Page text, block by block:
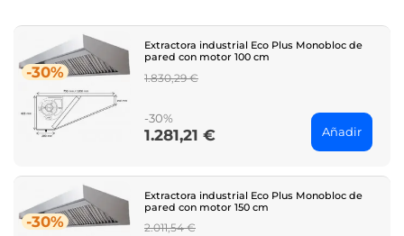
-30%
Extractora industrial Eco Plus Monobloc de
pared con motor 100 cm
Regular
1.830,29 €
-30%
Price
1.281,21 € Añadir
-30%
Extractora industrial Eco Plus Monobloc de
pared con motor 150 cm
Regular
2.011,54 €